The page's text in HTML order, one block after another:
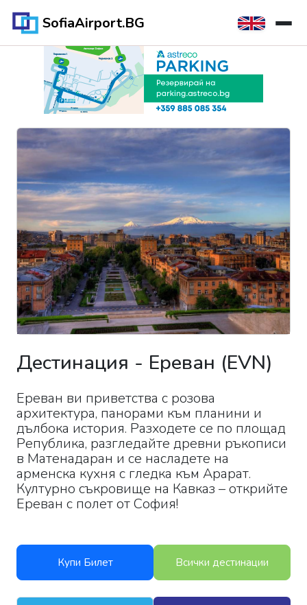
SofiaAirport.BG
Дестинация - Ереван (EVN)
Ереван ви приветства с розова
архитектура, панорами към планини и
дълбока история. Разходете се по площад
Република, разгледайте древни ръкописи
в Матенадаран и се насладете на
арменска кухня с гледка към Арарат.
Културно съкровище на Кавказ – открийте
Ереван с полет от София!
Купи Билет Всички дестинации